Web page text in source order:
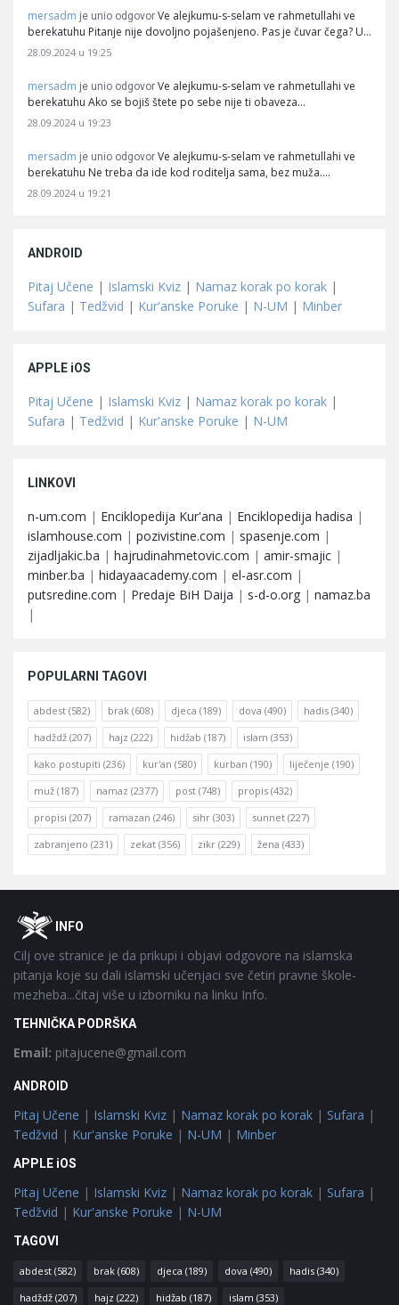
mersadm je unio odgovor Ve alejkumu-s-selam ve rahmetullahi ve
berekatuhu Pitanje nije dovoljno pojašenjeno. Pas je čuvar čega? U…
28.09.2024 u 19:25
mersadm je unio odgovor Ve alejkumu-s-selam ve rahmetullahi ve
berekatuhu Ako se bojiš štete po sebe nije ti obaveza…
28.09.2024 u 19:23
mersadm je unio odgovor Ve alejkumu-s-selam ve rahmetullahi ve
berekatuhu Ne treba da ide kod roditelja sama, bez muža.…
28.09.2024 u 19:21
ANDROID
Pitaj Učene | Islamski Kviz | Namaz korak po korak |
Sufara | Tedžvid | Kur'anske Poruke | N-UM | Minber
APPLE iOS
Pitaj Učene | Islamski Kviz | Namaz korak po korak |
Sufara | Tedžvid | Kur'anske Poruke | N-UM
LINKOVI
n-um.com | Enciklopedija Kur'ana | Enciklopedija hadisa |
islamhouse.com | pozivistine.com | spasenje.com |
zijadljakic.ba | hajrudinahmetovic.com | amir-smajic |
minber.ba | hidayaacademy.com | el-asr.com |
putsredine.com | Predaje BiH Daija | s-d-o.org | namaz.ba
|
POPULARNI TAGOVI
abdest (582) brak (608) djeca (189) dova (490) hadis (340)
hadždž (207) hajz (222) hidžab (187) islam (353)
kako postupiti (236) kur'an (580) kurban (190) liječenje (190)
muž (187) namaz (2377) post (748) propis (432)
propisi (207) ramazan (246) sihr (303) sunnet (227)
zabranjeno (231) zekat (356) zikr (229) žena (433)
FooterOINFO
Cilj ove stranice je da prikupi i objavi odgovore na islamska
pitanja koje su dali islamski učenjaci sve četiri pravne škole-
mezheba...čitaj više u izborniku na linku Info.
TEHNIČKA PODRŠKA
Email: pitajucene@gmail.com
ANDROID
Pitaj Učene | Islamski Kviz | Namaz korak po korak | Sufara |
Tedžvid | Kur'anske Poruke | N-UM | Minber
APPLE iOS
Pitaj Učene | Islamski Kviz | Namaz korak po korak | Sufara |
Tedžvid | Kur'anske Poruke | N-UM
TAGOVI
abdest (582) brak (608) djeca (189) dova (490) hadis (340)
hadždž (207) hajz (222) hidžab (187) islam (353)